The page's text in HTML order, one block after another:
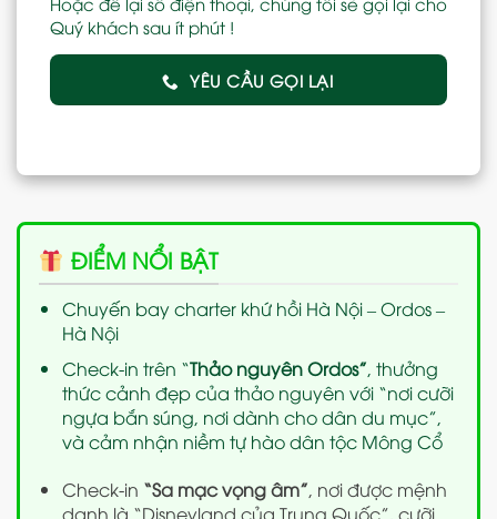
Quý khách sau ít phút !
YÊU CẦU GỌI LẠI
ĐIỂM NỔI BẬT
Chuyến bay charter khứ hồi Hà Nội – Ordos –
Hà Nội
Check-in trên “Thảo nguyên Ordos”, thưởng
thức cảnh đẹp của thảo nguyên với “nơi cưỡi
ngựa bắn súng, nơi dành cho dân du mục”,
và cảm nhận niềm tự hào dân tộc Mông Cổ
Check-in “Sa mạc vọng âm”, nơi được mệnh
danh là “Disneyland của Trung Quốc”, cưỡi